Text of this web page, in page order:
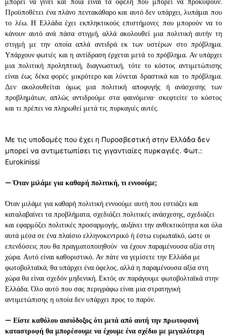
Προϋποθέτει ένα πλάνο πεντακάθαρο και αυτό δεν υπάρχει, λυπάμαι που
το λέω. Η Ελλάδα έχει εκπληκτικούς επιστήμονες που μπορούν να το
κάνουν αυτό ανά πάσα στιγμή, αλλά ακολουθεί μια πολιτική αυτήν τη
στιγμή με την οποία απλά αντιδρά εκ των υστέρων στο πρόβλημα.
Υπάρχουν φωτιές και η αντίδραση έρχεται μετά το πρόβλημα. Αν υπάρχει
μια πολιτική προληπτική, διαγνωστική, τότε το κόστος αντιμετώπισης
είναι έως δέκα φορές μικρότερο και λύνεται δραστικά και το πρόβλημα.
Δεν ακολουθείται όμως μια πολιτική αποφυγής ή ανάσχεσης των
προβλημάτων, απλώς αντιδρούμε στα φαινόμενα∙ σκεφτείτε το κόστος
και τι πρέπει να πληρωθεί μετά τις πυρκαγιές αυτές.
Με τις υποδομές που έχει η Πυροσβεστική στην Ελλάδα δεν
μπορεί να αντιμετωπίσει τις γιγαντιαίες πυρκαγιές. Φωτ.:
Eurokinissi
—Όταν μιλάμε για καθαρή πολιτική, τι εννοούμε;
Όταν μιλάμε για καθαρή πολιτική εννοούμε αυτή που εστιάζει και
καταλαβαίνει τα προβλήματα, σχεδιάζει πολιτικές ανάσχεσης, σχεδιάζει
και εφαρμόζει πολιτικές προσαρμογής, αυξάνει την ανθεκτικότητα και όλα
αυτά μέσα σε ένα πλαίσιο ελληνοκεντρικό ή έστω ευρωπαϊκό, ώστε οι
επενδύσεις που θα πραγματοποιηθούν να έχουν παραμένουσα αξία στη
χώρα. Αυτό είναι καθοριστικό. Αν πάτε να γεμίσετε την Ελλάδα με
φωτοβολταϊκά, θα υπάρχει ένα όφελος, αλλά η παραμένουσα αξία στη
χώρα θα είναι σχεδόν μηδενική. Εκτός αν παράγουμε φωτοβολταϊκά στην
Ελλάδα. Όλο αυτό που σας περιγράφω είναι μια στρατηγική
αντιμετώπισης η οποία δεν υπάρχει προς το παρόν.
— Είστε καθόλου αισιόδοξος ότι μετά από αυτή την πρωτοφανή
καταστροφή θα μπορέσουμε να έχουμε ένα σχέδιο με μεγαλύτερη